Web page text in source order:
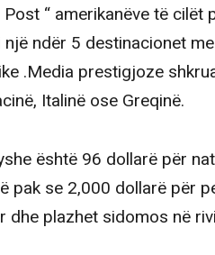
“ amerikanëve të cilët
ndër 5 destinacionet
.Media prestigjoze
Italinë ose Greqinë.
është 96 dollarë për
pak se 2,000 dollarë për
plazhet sidomos në